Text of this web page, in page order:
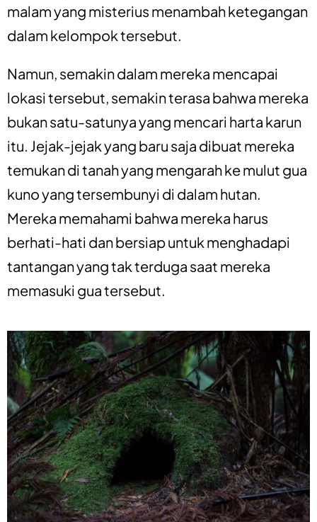
malam yang misterius menambah ketegangan
dalam kelompok tersebut.
Namun, semakin dalam mereka mencapai
lokasi tersebut, semakin terasa bahwa mereka
bukan satu-satunya yang mencari harta karun
itu. Jejak-jejak yang baru saja dibuat mereka
temukan di tanah yang mengarah ke mulut gua
kuno yang tersembunyi di dalam hutan.
Mereka memahami bahwa mereka harus
berhati-hati dan bersiap untuk menghadapi
tantangan yang tak terduga saat mereka
memasuki gua tersebut.